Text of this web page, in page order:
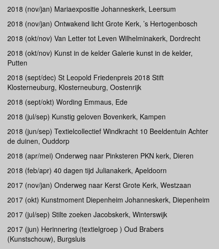
2018 (nov/jan) Mariaexpositie Johanneskerk, Leersum
2018 (nov/jan) Ontwakend licht Grote Kerk, ’s Hertogenbosch
2018 (okt/nov) Van Letter tot Leven Wilhelminakerk, Dordrecht
2018 (okt/nov) Kunst in de kelder Galerie kunst in de kelder,
Putten
2018 (sept/dec) St Leopold Friedenpreis 2018 Stift
Klosterneuburg, Klosterneuburg, Oostenrijk
2018 (sept/okt) Wording Emmaus, Ede
2018 (jul/sep) Kunstig geloven Bovenkerk, Kampen
2018 (jun/sep) Textielcollectief Windkracht 10 Beeldentuin Achter
de duinen, Ouddorp
2018 (apr/mei) Onderweg naar Pinksteren PKN kerk, Dieren
2018 (feb/apr) 40 dagen tijd Julianakerk, Apeldoorn
2017 (nov/jan) Onderweg naar Kerst Grote Kerk, Westzaan
2017 (okt) Kunstmoment Diepenheim Johanneskerk, Diepenheim
2017 (jul/sep) Stilte zoeken Jacobskerk, Winterswijk
2017 (jun) Herinnering (textielgroep ) Oud Brabers
(Kunstschouw), Burgsluis